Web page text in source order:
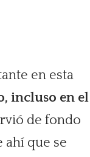
en esta
incluso en el
de fondo
ahí que se